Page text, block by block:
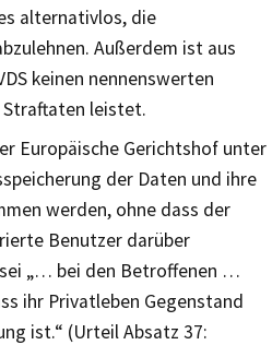
alternativlos, die
Außerdem ist aus
keinen nennenswerten
leistet.
Europäische Gerichtshof unter
der Daten und ihre
werden, ohne dass der
Benutzer darüber
„… bei den Betroffenen …
ihr Privatleben Gegenstand
ist.“ (Urteil Absatz 37: